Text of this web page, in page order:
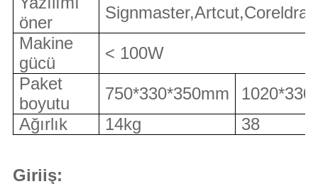
öner
Makine
gücü
< 100W
Paket
boyutu
750*330*350mm
Ağırlık
14kg 38
Giriiş: